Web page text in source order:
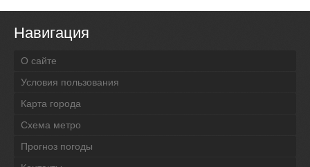
Навигация
О сайте
Условия пользования
Карта города
Схема метро
Прогноз погоды